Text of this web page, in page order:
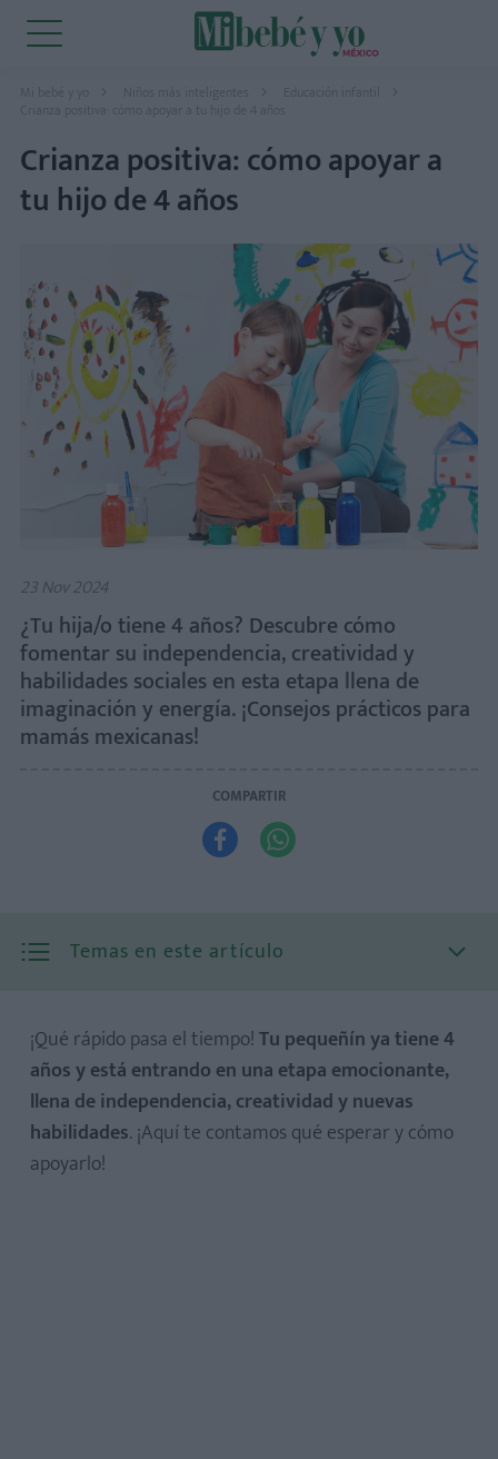
Mi bebé y yo Niños más inteligentes
Educación infantil
Crianza positiva: cómo apoyar a tu hijo de 4 años
Crianza positiva: cómo apoyar a
tu hijo de 4 años
23 Nov 2024
¿Tu hija/o tiene 4 años? Descubre cómo
fomentar su independencia, creatividad y
habilidades sociales en esta etapa llena de
imaginación y energía. ¡Consejos prácticos para
mamás mexicanas!
COMPARTIR
 
Temas en este artículo
¡Qué rápido pasa el tiempo!Tu pequeñín ya tiene 4
años y está entrando en una etapa emocionante,
llena de independencia, creatividad y nuevas
habilidades. ¡Aquí te contamos qué esperar y cómo
apoyarlo!